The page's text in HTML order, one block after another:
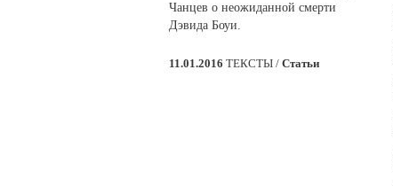
Чанцев о неожиданной смерти
Дэвида Боуи.
11.01.2016 ТЕКСТЫ / Статьи